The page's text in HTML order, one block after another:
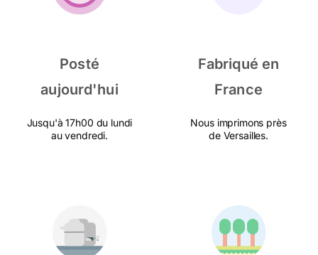
Posté
aujourd'hui
Jusqu'à 17h00 du lundi
au vendredi.
Fabriqué en
France
Nous imprimons près
de Versailles.